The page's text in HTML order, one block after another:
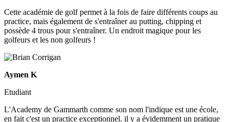
Cette académie de golf permet à la fois de faire différents coups au
practice, mais également de s'entraîner au putting, chipping et
possède 4 trous pour s'entraîner. Un endroit magique pour les
golfeurs et les non golfeurs !
Aymen K
Etudiant
L'Academy de Gammarth comme son nom l'indique est une école,
en fait c'est un practice exceptionnel. il y a évidemment un pratique